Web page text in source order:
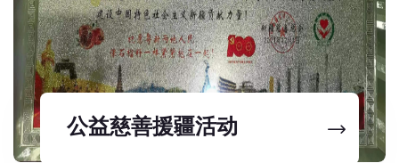
公益慈善援疆活动